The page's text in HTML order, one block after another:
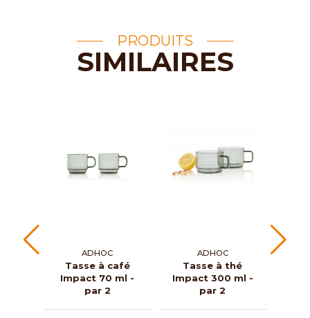
PRODUITS
SIMILAIRES
ADHOC
Tasse à café
Impact 70 ml -
par 2
ADHOC
Tasse à thé
Impact 300 ml -
par 2